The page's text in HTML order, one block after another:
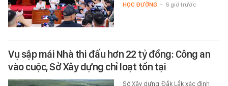
HỌC ĐƯỜNG - 6 giờ trước
Vụ sập mái Nhà thi đấu hơn 22 tỷ đồng: Công an
vào cuộc, Sở Xây dựng chỉ loạt tồn tại
Sở Xây dựng Đắk Lắk xác định